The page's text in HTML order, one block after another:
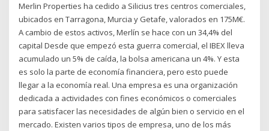
Merlin Properties ha cedido a Silicius tres centros comerciales,
ubicados en Tarragona, Murcia y Getafe, valorados en 175M€.
A cambio de estos activos, Merlín se hace con un 34,4% del
capital Desde que empezó esta guerra comercial, el IBEX lleva
acumulado un 5% de caída, la bolsa americana un 4%. Y esta
es solo la parte de economía financiera, pero esto puede
llegar a la economía real. Una empresa es una organización
dedicada a actividades con fines económicos o comerciales
para satisfacer las necesidades de algún bien o servicio en el
mercado. Existen varios tipos de empresa, uno de los más